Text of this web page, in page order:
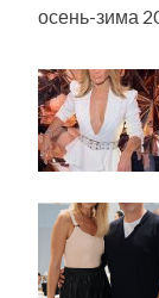
осень-зима